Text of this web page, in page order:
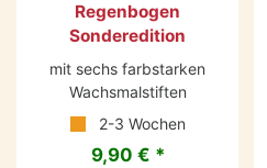
Regenbogen
Sonderedition
mit sechs farbstarken
Wachsmalstiften
2-3 Wochen
9,90 € *